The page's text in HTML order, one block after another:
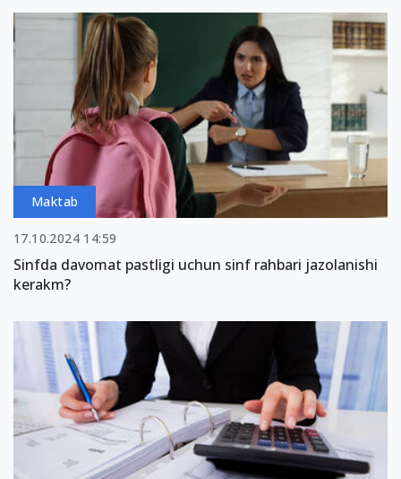
Maktab
17.10.2024 14:59
Sinfda davomat pastligi uchun sinf rahbari jazolanishi
kerakm?